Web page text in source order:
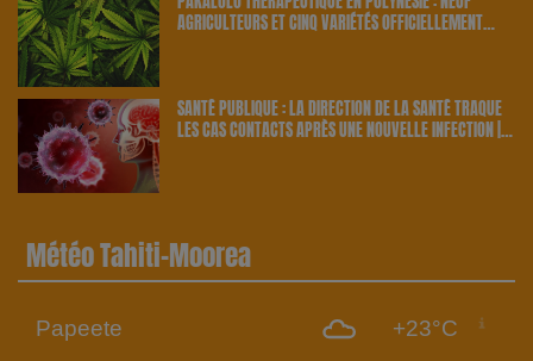
AGRICULTEURS ET CINQ VARIÉTÉS OFFICIELLEMENT
SANTÉ PUBLIQUE : LA DIRECTION DE LA SANTÉ TRAQUE
LES CAS CONTACTS APRÈS UNE NOUVELLE INFECTION |
Météo Tahiti-Moorea
Papeete
+23°C